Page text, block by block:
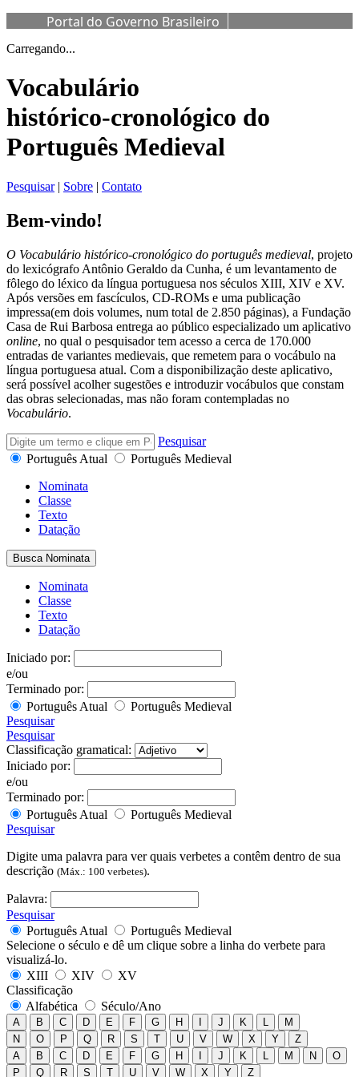
Portal do Governo Brasileiro
Carregando...
Vocabulário
histórico-cronológico do
Português Medieval
Pesquisar| Sobre | Contato
Bem-vindo!
O Vocabulário histórico-cronológico do português medieval, projeto
do lexicógrafo Antônio Geraldo da Cunha, é um levantamento de
fôlego do léxico da língua portuguesa nos séculos XIII, XIV e XV.
Após versões em fascículos, CD-ROMs e uma publicação
impressa(em dois volumes, num total de 2.850 páginas), a Fundação
Casa de Rui Barbosa entrega ao público especializado um aplicativo
online, no qual o pesquisador tem acesso a cerca de 170.000
entradas de variantes medievais, que remetem para o vocábulo na
língua portuguesa atual. Com a disponibilização deste aplicativo,
será possível acolher sugestões e introduzir vocábulos que constam
das obras selecionadas, mas não foram contempladas no
Vocabulário.
Pesquisar
Português Atual
Português Medieval
Nominata
Classe
Texto
Datação
Busca Nominata
Nominata
Classe
Texto
Datação
Iniciado por:
e/ou
Terminado por:
Português Atual
Português Medieval
Pesquisar
Pesquisar
Classificação gramatical:
Iniciado por:
e/ou
Terminado por:
Português Atual
Português Medieval
Pesquisar
Digite uma palavra para ver quais verbetes a contêm dentro de sua
descrição (Máx.: 100 verbetes).
Palavra:
Pesquisar
Português Atual
Português Medieval
Selecione o século e dê um clique sobre a linha do verbete para
visualizá-lo.
XIII
XIV
XV
Classificação
Alfabética
Século/Ano
A B C D E F G H I J K L
M
N
O P Q R S T U V W X Y
Z
A
B C D E F G H I J K L M N
O
P
Q R S T U V W X Y Z